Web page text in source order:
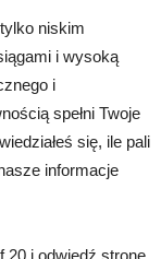
niskim
i wysoką
i
spełni Twoje
się, ile pali
informacje